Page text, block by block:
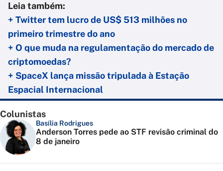
Leia também:
+ Twitter tem lucro de US$ 513 milhões no
primeiro trimestre do ano
+ O que muda na regulamentação do mercado de
criptomoedas?
+ SpaceX lança missão tripulada à Estação
Espacial Internacional
Colunistas
Basília Rodrigues
Anderson Torres pede ao STF revisão criminal do
8 de janeiro